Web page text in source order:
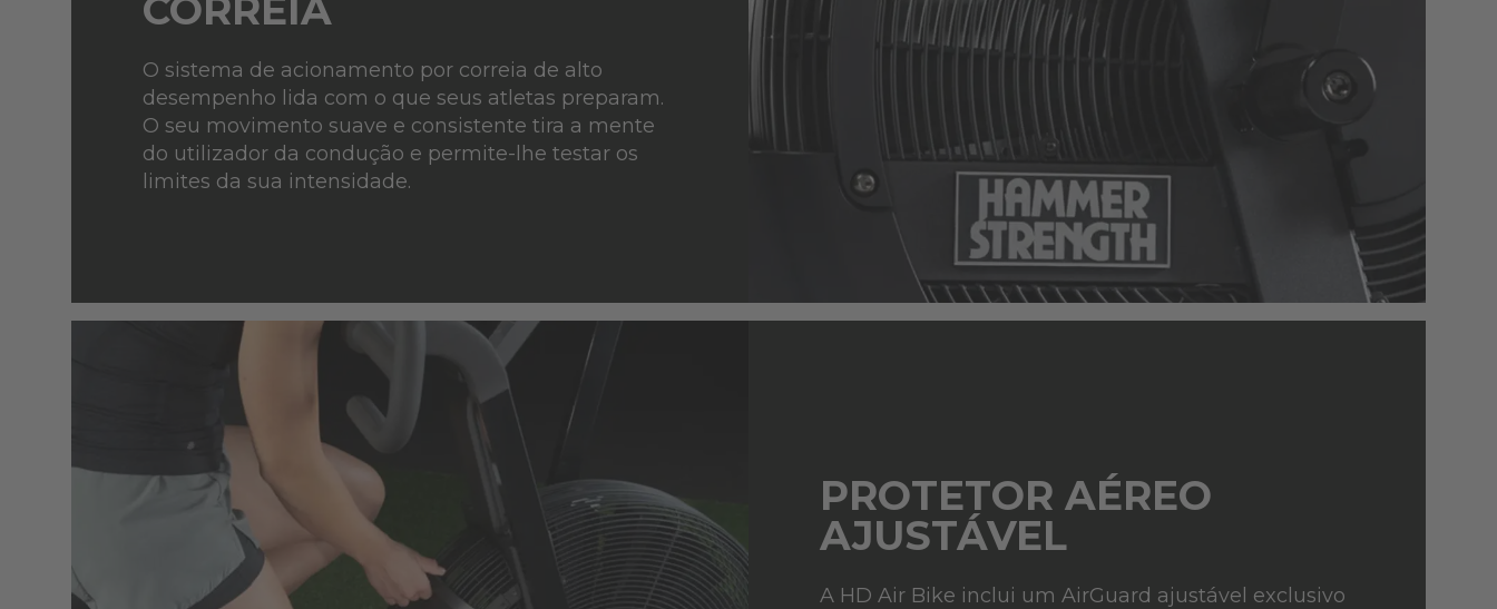
CORREIA
O sistema de acionamento por correia de alto
desempenho lida com o que seus atletas preparam.
O seu movimento suave e consistente tira a mente
do utilizador da condução e permite-lhe testar os
limites da sua intensidade.
PROTETOR AÉREO
AJUSTÁVEL
A HD Air Bike inclui um AirGuard ajustável exclusivo